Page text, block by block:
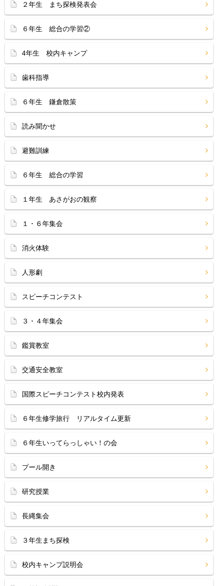
２年生 まち探検発表会
６年生 総合の学習②
4年生 校内キャンプ
歯科指導
６年生 鎌倉散策
読み聞かせ
避難訓練
６年生 総合の学習
１年生 あさがおの観察
１・６年集会
消火体験
人形劇
スピーチコンテスト
３・４年集会
鑑賞教室
交通安全教室
国際スピーチコンテスト校内発表
６年生修学旅行 リアルタイム更新
６年生いってらっしゃい！の会
プール開き
研究授業
長縄集会
３年生まち探検
校内キャンプ説明会